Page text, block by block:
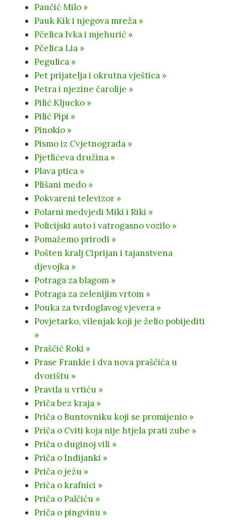
Paučić Milo »
Pauk Kik i njegova mreža »
Pčelica Ivka i mjehurić »
Pčelica Lia »
Pegulica »
Pet prijatelja i okrutna vještica »
Petra i njezine čarolije »
Pilić Kljucko »
Pilić Pipi »
Pinokio »
Pismo iz Cvjetnograda »
Pjetlićeva družina »
Plava ptica »
Plišani medo »
Pokvareni televizor »
Polarni medvjedi Miki i Riki »
Policijski auto i vatrogasno vozilo »
Pomažemo prirodi »
Pošten kralj Ciprijan i tajanstvena
djevojka »
Potraga za blagom »
Potraga za zelenijim vrtom »
Pouka za tvrdoglavog vjevera »
Povjetarko, vilenjak koji je želio pobijediti
»
Praščić Roki »
Prase Frankie i dva nova praščića u
dvorištu »
Pravila u vrtiću »
Priča bez kraja »
Priča o Buntovniku koji se promijenio »
Priča o Cviti koja nije htjela prati zube »
Priča o duginoj vili »
Priča o Indijanki »
Priča o ježu »
Priča o krafnici »
Priča o Palčiću »
Priča o pingvinu »